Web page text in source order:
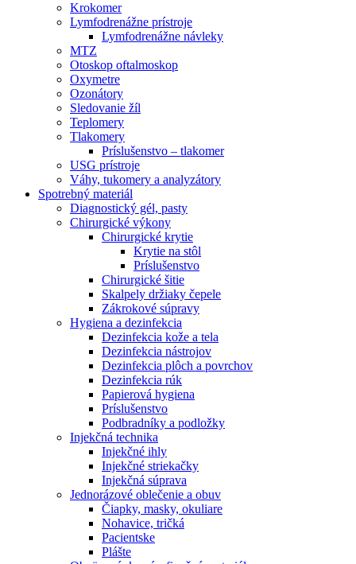
Krokomer
Lymfodrenážne prístroje
Lymfodrenážne návleky
MTZ
Otoskop oftalmoskop
Oxymetre
Ozonátory
Sledovanie žíl
Teplomery
Tlakomery
Príslušenstvo – tlakomer
USG prístroje
Váhy, tukomery a analyzátory
Spotrebný materiál
Diagnostický gél, pasty
Chirurgické výkony
Chirurgické krytie
Krytie na stôl
Príslušenstvo
Chirurgické šitie
Skalpely držiaky čepele
Zákrokové súpravy
Hygiena a dezinfekcia
Dezinfekcia kože a tela
Dezinfekcia nástrojov
Dezinfekcia plôch a povrchov
Dezinfekcia rúk
Papierová hygiena
Príslušenstvo
Podbradníky a podložky
Injekčná technika
Injekčné ihly
Injekčné striekačky
Injekčná súprava
Jednorázové oblečenie a obuv
Čiapky, masky, okuliare
Nohavice, tričká
Pacientske
Plášte